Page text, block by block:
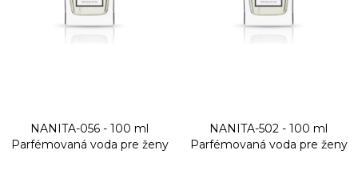
NANITA-056 - 100 ml
Parfémovaná voda pre ženy
NANITA-502 - 100 ml
Parfémovaná voda pre ženy